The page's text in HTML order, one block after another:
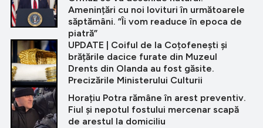
Amenințări cu noi lovituri în următoarele
săptămâni. ”Îi vom readuce în epoca de
piatră”
UPDATE | Coiful de la Coțofenești și
brățările dacice furate din Muzeul
Drents din Olanda au fost găsite.
Precizările Ministerului Culturii
Horațiu Potra rămâne în arest preventiv.
Fiul și nepotul fostului mercenar scapă
de arestul la domiciliu